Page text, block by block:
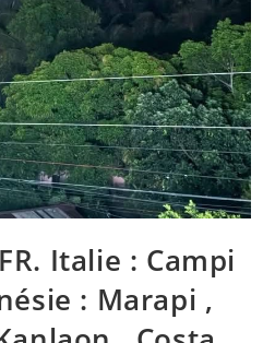
Italie : Campi
: Marapi ,